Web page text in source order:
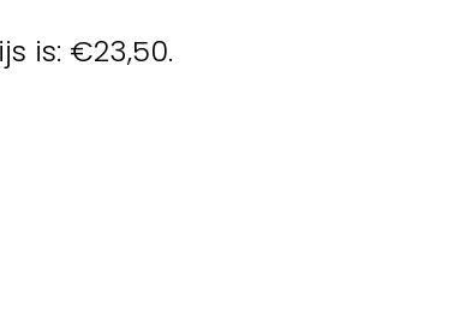
is: €23,50.